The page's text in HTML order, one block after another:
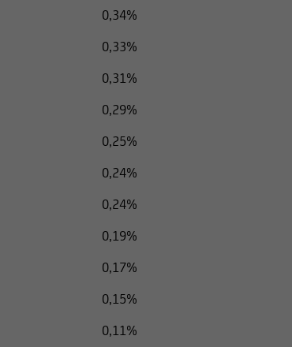
0,34%
0,33%
0,31%
0,29%
0,25%
0,24%
0,24%
0,19%
0,17%
0,15%
0,11%